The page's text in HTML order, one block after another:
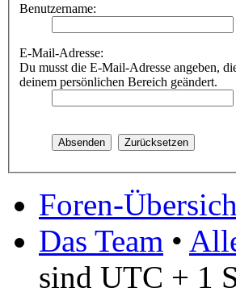
Benutzername:
E-Mail-Adresse:
Du musst die E-Mail-Adresse angeben,
deinem persönlichen Bereich geändert.
Foren-
Das Team •
sind UTC + 1